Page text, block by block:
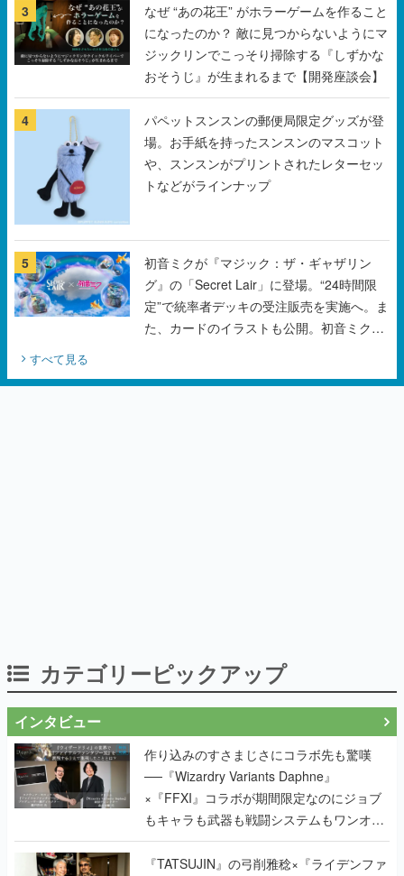
3
なぜ “あの花王” がホラーゲームを作ること
になったのか？ 敵に見つからないようにマ
ジックリンでこっそり掃除する『しずかな
おそうじ』が生まれるまで【開発座談会】
4
パペットスンスンの郵便局限定グッズが登
場。お手紙を持ったスンスンのマスコット
や、スンスンがプリントされたレターセッ
トなどがラインナップ
5
初音ミクが『マジック：ザ・ギャザリン
グ』の「Secret Lair」に登場。“24時間限
定”で統率者デッキの受注販売を実施へ。ま
た、カードのイラストも公開。初音ミクの
すべて見る
カテゴリーピックアップ
インタビュー
作り込みのすさまじさにコラボ先も驚嘆
──『Wizardry Variants Daphne』
×『FFXI』コラボが期間限定なのにジョブ
もキャラも武器も戦闘システムもワンオフ
で作り込まれた理由を両ディレクターに聞
く
『TATSUJIN』の弓削雅稔×『ライデンファ